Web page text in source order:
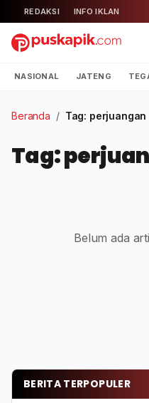
REDAKSI INFO IKLAN
NASIONAL JATENG
Beranda / Tag: perjuangan
Tag:
Belum ada
BERITA TERPOPULER